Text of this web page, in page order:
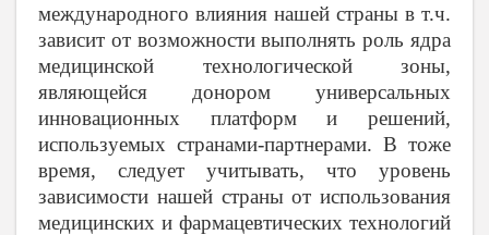
международного влияния нашей страны в т.ч.
зависит от возможности выполнять роль ядра
медицинской технологической зоны,
являющейся донором универсальных
инновационных платформ и решений,
используемых странами-партнерами. В тоже
время, следует учитывать, что уровень
зависимости нашей страны от использования
медицинских и фармацевтических технологий